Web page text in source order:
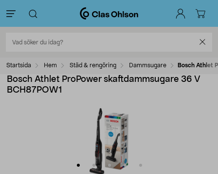
Startsida Hem Städ & rengöring Dammsugare Bosch Athlet
Bosch Athlet ProPower skaftdammsugare 36 V
BCH87POW1